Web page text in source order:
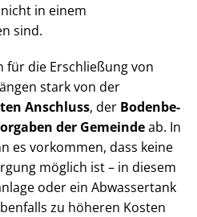
in einem
sind.
für die Erschließung von
stark von der
Anschluss, der Bo­den­be­
der Gemeindeab. In
es vorkommen, dass keine
möglich ist – in diesem
oder ein Abwassertank
zu höheren Kosten